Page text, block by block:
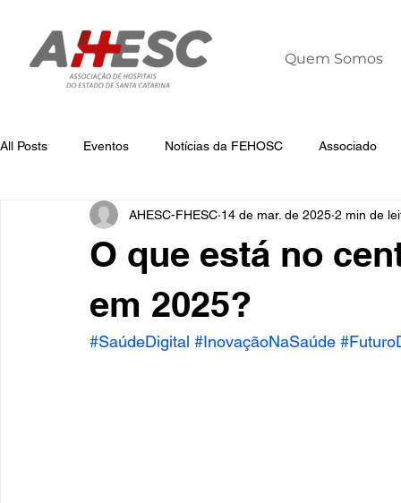
Quem Somos
All Posts Eventos Notícias da FEHOSC Associado
Notícias da AHESC Liderança Dia
O que está no
em 2025?
AHESC-FHESC 14 de mar. de 2025 2 min de
#SaúdeDigital #InovaçãoNaSaúde